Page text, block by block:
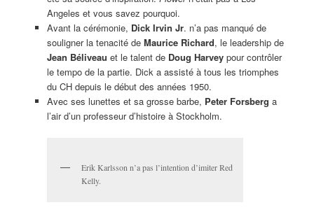
Angeles et vous savez pourquoi.
Avant la cérémonie, Dick Irvin Jr. n’a pas manqué de
souligner la tenacité de Maurice Richard, le leadership de
Jean Béliveau et le talent de Doug Harveypour contrôler
le tempo de la partie. Dick a assisté à tous les triomphes
du CH depuis le début des années 1950.
Avec ses lunettes et sa grosse barbe, Peter Forsberg a
l’air d’un professeur d’histoire à Stockholm.
Erik Karlsson n’a pas l’intention d’imiter Red
Kelly.